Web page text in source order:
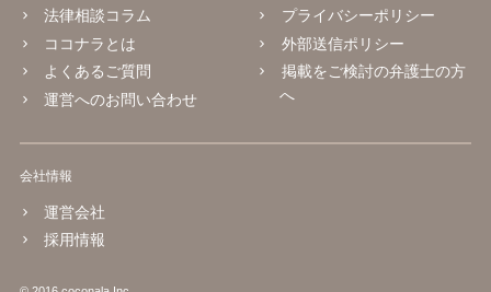
法律相談コラム
ココナラとは
よくあるご質問
運営へのお問い合わせ
プライバシーポリシー
外部送信ポリシー
掲載をご検討の弁護士の方
へ
会社情報
運営会社
採用情報